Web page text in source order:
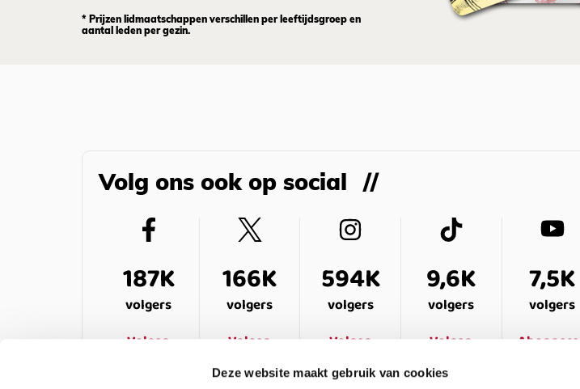
Deze website maakt gebruik van cookies
* Prijzen lidmaatschappen verschillen per leeftijdsgroep en
aantal leden per gezin.
Volg ons ook op social
187K
volgers
Volgen
166K
volgers
Volgen
594K
volgers
Volgen
9,6K
volgers
Volgen
7,5K
volgers